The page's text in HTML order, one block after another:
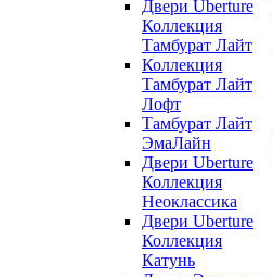
Двери Uberture
Коллекция
Тамбурат Лайт
Коллекция
Тамбурат Лайт
Лофт
Тамбурат Лайт
ЭмаЛайн
Двери Uberture
Коллекция
Неоклассика
Двери Uberture
Коллекция
Катунь